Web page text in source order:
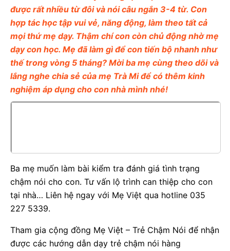
được rất nhiều từ đôi và nói câu ngắn 3-4 từ. Con
hợp tác học tập vui vẻ, năng động, làm theo tất cả
mọi thứ mẹ dạy. Thậm chí con còn chủ động nhờ mẹ
dạy con học. Mẹ đã làm gì để con tiến bộ nhanh như
thế trong vòng 5 tháng? Mời ba mẹ cùng theo dõi và
lắng nghe chia sẻ của mẹ Trà Mi để có thêm kinh
nghiệm áp dụng cho con nhà mình nhé!
Ba mẹ muốn làm bài kiểm tra đánh giá tình trạng
chậm nói cho con. Tư vấn lộ trình can thiệp cho con
tại nhà… Liên hệ ngay với Mẹ Việt qua hotline 035
227 5339.
Tham gia cộng đồng Mẹ Việt – Trẻ Chậm Nói để nhận
được các hướng dẫn dạy trẻ chậm nói hàng